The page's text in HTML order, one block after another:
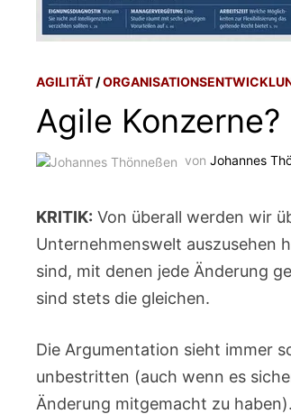
AGILITÄT /
Agile Konzerne?
vonJohannes
KRITIK: Von überall werden wir
Unternehmenswelt auszusehen
sind, mit denen jede Änderung
sind stets die gleichen.
Die Argumentation sieht immer
unbestritten (auch wenn es
Änderung mitgemacht zu haben).